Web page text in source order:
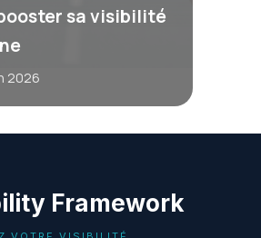
sa visibilité
2026
Framework